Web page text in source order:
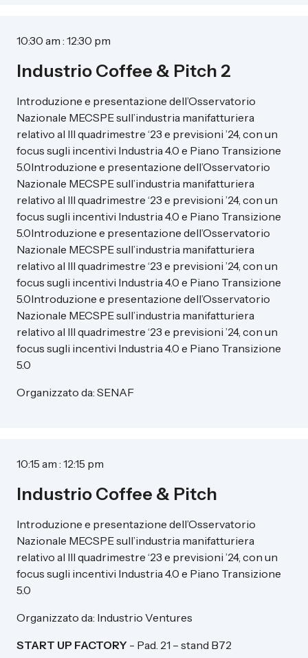
10:30 am : 12:30 pm
Industrio Coffee & Pitch 2
Introduzione e presentazione dell’Osservatorio
Nazionale MECSPE sull’industria manifatturiera
relativo al III quadrimestre ‘23 e previsioni ’24, con un
focus sugli incentivi Industria 4.0 e Piano Transizione
5.0Introduzione e presentazione dell’Osservatorio
Nazionale MECSPE sull’industria manifatturiera
relativo al III quadrimestre ‘23 e previsioni ’24, con un
focus sugli incentivi Industria 4.0 e Piano Transizione
5.0Introduzione e presentazione dell’Osservatorio
Nazionale MECSPE sull’industria manifatturiera
relativo al III quadrimestre ‘23 e previsioni ’24, con un
focus sugli incentivi Industria 4.0 e Piano Transizione
5.0Introduzione e presentazione dell’Osservatorio
Nazionale MECSPE sull’industria manifatturiera
relativo al III quadrimestre ‘23 e previsioni ’24, con un
focus sugli incentivi Industria 4.0 e Piano Transizione
5.0
Organizzato da: SENAF
10:15 am : 12:15 pm
Industrio Coffee & Pitch
Introduzione e presentazione dell’Osservatorio
Nazionale MECSPE sull’industria manifatturiera
relativo al III quadrimestre ‘23 e previsioni ’24, con un
focus sugli incentivi Industria 4.0 e Piano Transizione
5.0
Organizzato da: Industrio Ventures
START UP FACTORY - Pad. 21 – stand B72